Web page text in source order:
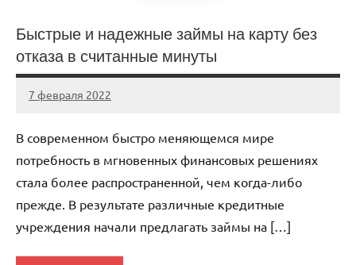
Быстрые и надежные займы на карту без
отказа в считанные минуты
7 февраля 2022
Avtor
Нет
В современном быстро меняющемся мире
потребность в мгновенных финансовых решениях
стала более распространенной, чем когда-либо
прежде. В результате различные кредитные
учреждения начали предлагать займы на […]